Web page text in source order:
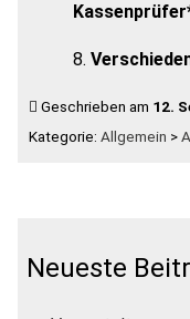
Geschrieben am 12.
Kategorie: Allgemein >
Neueste